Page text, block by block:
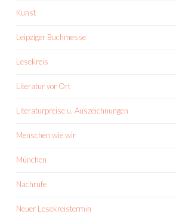
Kunst
Leipziger Buchmesse
Lesekreis
Literatur vor Ort
Literaturpreise u. Auszeichnungen
Menschen wie wir
München
Nachrufe
Neuer Lesekreistermin